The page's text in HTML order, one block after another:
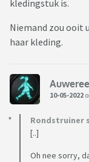
kledingstuk is.
Niemand zou ooit
haar kleding.
10-05-2022
Rondstruiner
[..]
Oh nee sorry,